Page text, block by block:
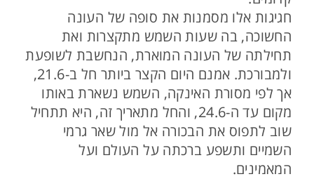
חגיגות אלו מסמנות את סופה של העונה
החשוכה, בה שעות השמש מתקצרות ואת
תחילתה של העונה המוארת, הנחשבת לשופעת
ולמבורכת. אמנם היום הקצר ביותר חל ב-21.6,
אך לפי מסורת האינקה, השמש נשארת באותו
מקום עד ה-24.6, והחל מתאריך זה, היא תתחיל
שוב לתפוס את הבכורה אל מול שאר גרמי
השמיים ותשפע ברכתה על העולם ועל
המאמינים.